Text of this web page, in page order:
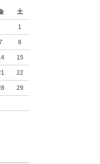
土
1
8
15
22
29